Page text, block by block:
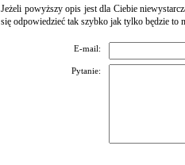
Jeżeli powyższy opis jest dla Ciebie
się odpowiedzieć tak szybko jak tylko będzie to
E-mail:
Pytanie: